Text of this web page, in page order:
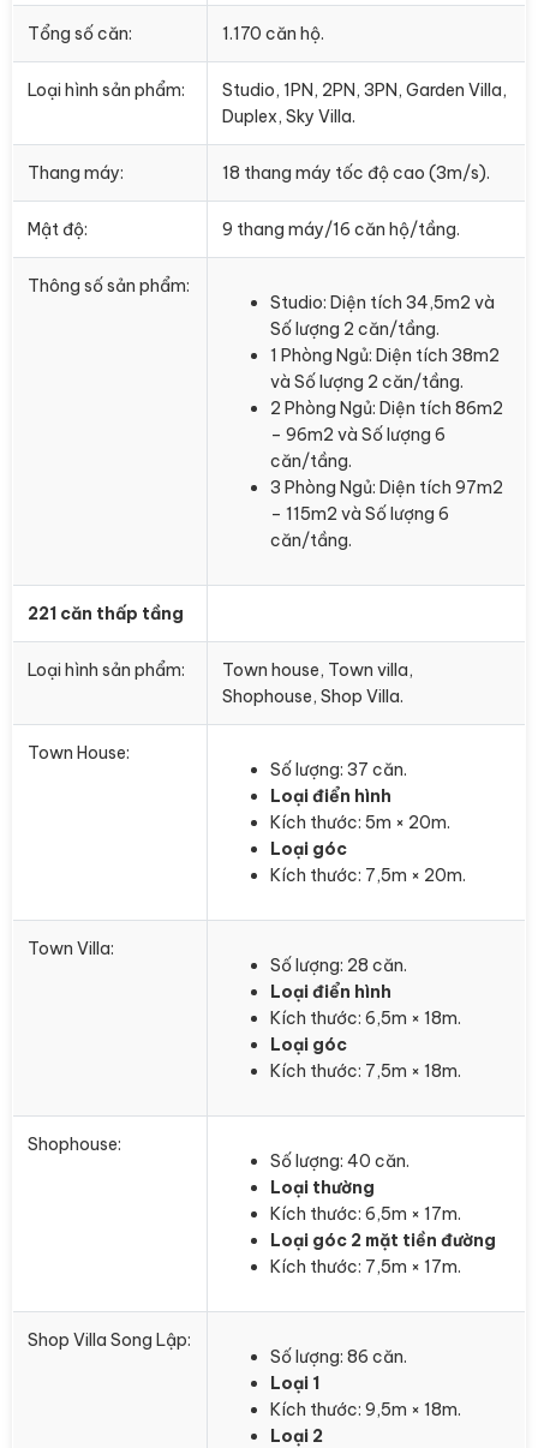
Tổng số căn: 1.170 căn hộ.
Loại hình sản phẩm:
Studio, 1PN, 2PN, 3PN, Garden Villa,
Duplex, Sky Villa.
Thang máy: 18 thang máy tốc độ cao (3m/s).
Mật độ: 9 thang máy/16 căn hộ/tầng.
Thông số sản phẩm:
Studio: Diện tích 34,5m2 và
Số lượng 2 căn/tầng.
1 Phòng Ngủ: Diện tích 38m2
và Số lượng 2 căn/tầng.
2 Phòng Ngủ: Diện tích 86m2
– 96m2 và Số lượng 6
căn/tầng.
3 Phòng Ngủ: Diện tích 97m2
– 115m2 và Số lượng 6
căn/tầng.
221 căn thấp tầng
Loại hình sản phẩm:
Town house, Town villa,
Shophouse, Shop Villa.
Town House:
Số lượng: 37 căn.
Loại điển hình
Kích thước: 5m × 20m.
Loại góc
Kích thước: 7,5m × 20m.
Town Villa:
Số lượng: 28 căn.
Loại điển hình
Kích thước: 6,5m × 18m.
Loại góc
Kích thước: 7,5m × 18m.
Shophouse:
Số lượng: 40 căn.
Loại thường
Kích thước: 6,5m × 17m.
Loại góc 2 mặt tiền đường
Kích thước: 7,5m × 17m.
Shop Villa Song Lập:
Số lượng: 86 căn.
Loại 1
Kích thước: 9,5m × 18m.
Loại 2